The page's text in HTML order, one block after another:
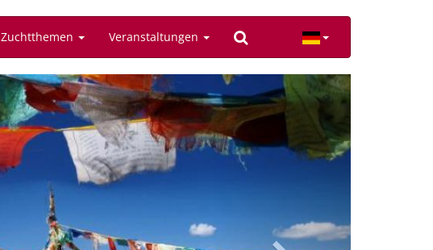
Zuchtthemen Veranstaltungen
Next